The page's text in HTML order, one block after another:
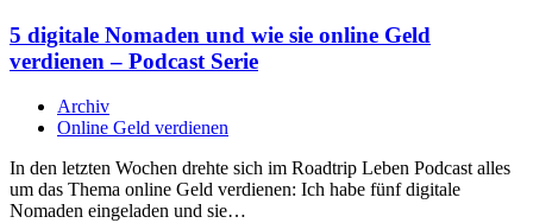
wissen
musst,
wo
in
5
Jahren
siehst
5 digitale Nomaden und wie sie online Geld
verdienen – Podcast Serie
Archiv
Online Geld verdienen
In den letzten Wochen drehte sich im Roadtrip Leben Podcast alles
um das Thema online Geld verdienen: Ich habe fünf digitale
Nomaden eingeladen und sie…